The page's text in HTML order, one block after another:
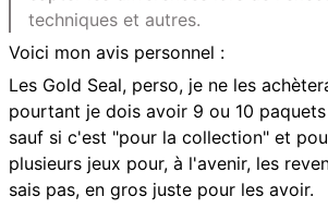
techniques et autres.
Voici mon avis personnel :
Les Gold Seal, perso, je ne les
pourtant je dois avoir 9 ou 10
sauf si c'est "pour la collection" et
plusieurs jeux pour, à l'avenir, les
sais pas, en gros juste pour les avoir.